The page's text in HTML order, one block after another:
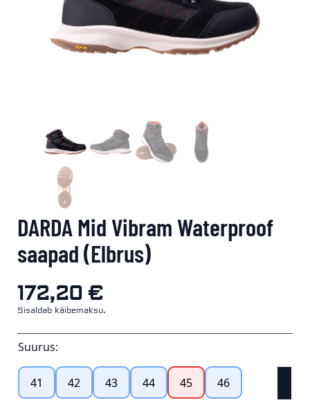
DARDA Mid Vibram Waterproof
saapad (Elbrus)
172,20 €
Sisaldab käibemaksu.
Suurus:
41 42 43 44 45 46